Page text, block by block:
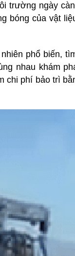
trường ngày
bóng của vật
phổ biến,
nhau khám
chi phí bảo trì